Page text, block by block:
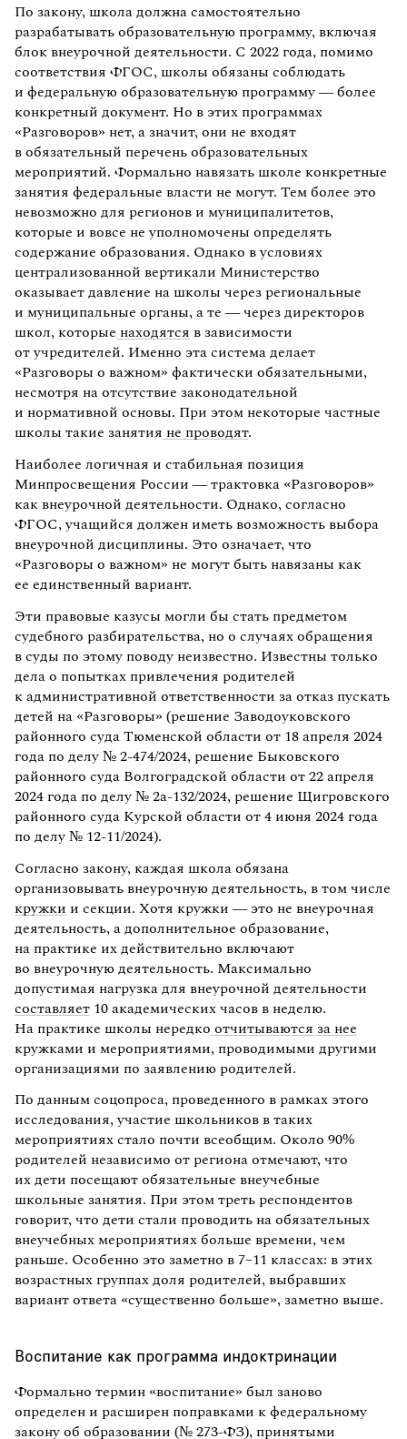
По закону, школа должна самостоятельно
разрабатывать образовательную программу, включая
блок внеурочной деятельности. С 2022 года, помимо
соответствия ФГОС, школы обязаны соблюдать
и федеральную образовательную программу — более
конкретный документ. Но в этих программах
«Разговоров» нет, а значит, они не входят
в обязательный перечень образовательных
мероприятий. Формально навязать школе конкретные
занятия федеральные власти не могут. Тем более это
невозможно для регионов и муниципалитетов,
которые и вовсе не уполномочены определять
содержание образования. Однако в условиях
централизованной вертикали Министерство
оказывает давление на школы через региональные
и муниципальные органы, а те — через директоров
школ, которые находятся в зависимости
от учредителей. Именно эта система делает
«Разговоры о важном» фактически обязательными,
несмотря на отсутствие законодательной
и нормативной основы. При этом некоторые частные
школы такие занятия не проводят.
Наиболее логичная и стабильная позиция
Минпросвещения России — трактовка «Разговоров»
как внеурочной деятельности. Однако, согласно
ФГОС, учащийся должен иметь возможность выбора
внеурочной дисциплины. Это означает, что
«Разговоры о важном» не могут быть навязаны как
ее единственный вариант.
Эти правовые казусы могли бы стать предметом
судебного разбирательства, но о случаях обращения
в суды по этому поводу неизвестно. Известны только
дела о попытках привлечения родителей
к административной ответственности за отказ пускать
детей на «Разговоры» (решение Заводоуковского
районного суда Тюменской области от 18 апреля 2024
года по делу № 2-474/2024, решение Быковского
районного суда Волгоградской области от 22 апреля
2024 года по делу № 2а-132/2024, решение Щигровского
районного суда Курской области от 4 июня 2024 года
по делу № 12-11/2024).
Согласно закону, каждая школа обязана
организовывать внеурочную деятельность, в том числе
кружки и секции. Хотя кружки — это не внеурочная
деятельность, а дополнительное образование,
на практике их действительно включают
во внеурочную деятельность. Максимально
допустимая нагрузка для внеурочной деятельности
составляет 10 академических часов в неделю.
На практике школы нередко отчитываются за нее
кружками и мероприятиями, проводимыми другими
организациями по заявлению родителей.
По данным соцопроса, проведенного в рамках этого
исследования, участие школьников в таких
мероприятиях стало почти всеобщим. Около 90%
родителей независимо от региона отмечают, что
их дети посещают обязательные внеучебные
школьные занятия. При этом треть респондентов
говорит, что дети стали проводить на обязательных
внеучебных мероприятиях больше времени, чем
раньше. Особенно это заметно в 7–11 классах: в этих
возрастных группах доля родителей, выбравших
вариант ответа «существенно больше», заметно выше.
Воспитание как программа индоктринации
Формально термин «воспитание» был заново
определен и расширен поправками к федеральному
закону об образовании (№ 273-ФЗ), принятыми